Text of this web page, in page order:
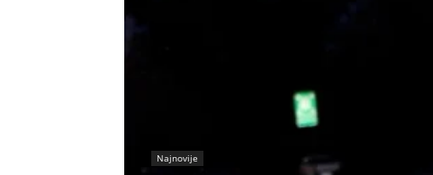
Najnovije